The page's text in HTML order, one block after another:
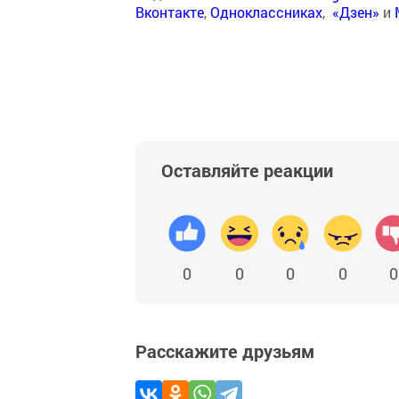
Вконтакте,Одноклассниках, «Дзен» и
Оставляйте реакции
0 0 0 0 0
Расскажите друзьям